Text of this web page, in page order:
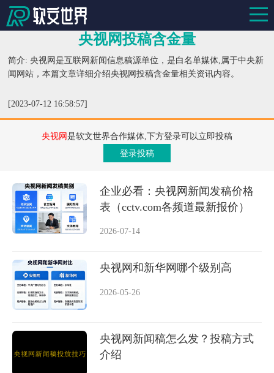
央视网投稿含金量
简介: 央视网是互联网新闻信息稿源单位，是白名单媒体,属于中央新
闻网站，本篇文章详细介绍央视网投稿含金量相关资讯内容。
[2023-07-12 16:58:57]
央视网是软文世界合作媒体,下方登录可以立即投稿
登录投稿
企业必看：央视网新闻发稿价格
表（cctv.com各频道最新报价）
2026-07-14
央视网和新华网哪个级别高
2026-05-26
央视网新闻稿怎么发？投稿方式
介绍